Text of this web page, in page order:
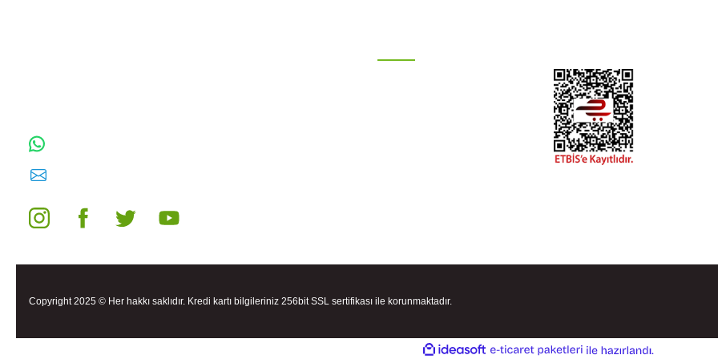
Copyright 2025 © Her hakkı saklıdır. Kredi kartı bilgileriniz 256bit SSL sertifikası ile korunmaktadır.
ideasoft e-